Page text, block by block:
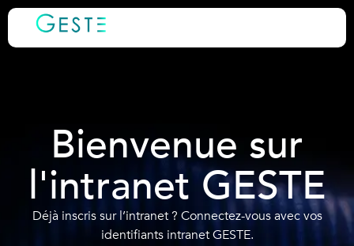
Bienvenue sur
l'intranet GESTE
Déjà inscris sur l’intranet ? Connectez-vous avec vos
identifiants intranet GESTE.